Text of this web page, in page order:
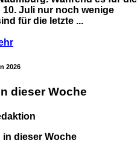
Juli nur noch wenige
für die letzte ...
2026
dieser Woche